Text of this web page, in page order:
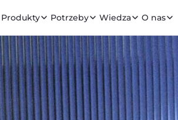
Produkty Potrzeby Wiedza O nas